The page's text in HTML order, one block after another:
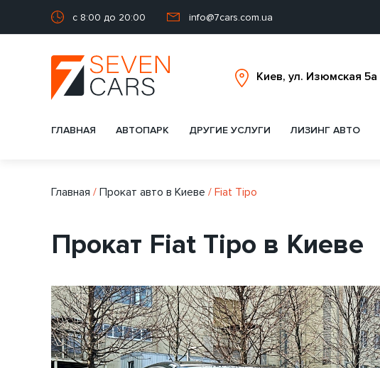
с 8:00 до 20:00 info@7cars.com.ua
ГЛАВНАЯ АВТОПАРК ДРУГИЕ УСЛУГИ ЛИЗИНГ АВТО
Главная / Прокат авто в Киеве / Fiat Tipo
Прокат Fiat Tipo в Киеве